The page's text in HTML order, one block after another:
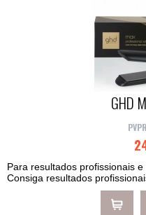
GHD
Para resultados profissionais
Consiga resultados